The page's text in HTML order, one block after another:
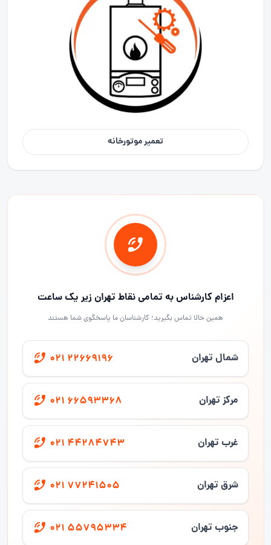
تعمیر موتورخانه
اعزام کارشناس به تمامی نقاط تهران زیر یک ساعت
همین حالا تماس بگیرید؛ کارشناسان ما پاسخگوی شما هستند
شمال تهران 021 22669196
مرکز تهران 021 66593368
غرب تهران 021 44284743
شرق تهران 021 77241505
جنوب تهران 021 55795334